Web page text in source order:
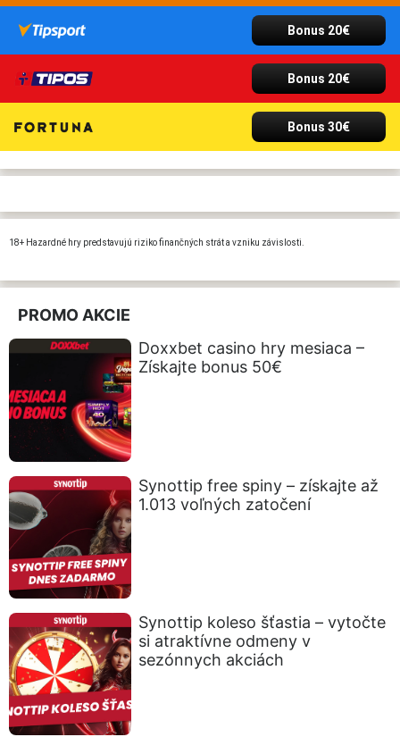
Bonus 20€
Bonus 20€
Bonus 30€
18+ Hazardné hry predstavujú riziko finančných strát a vzniku závislosti.
PROMO AKCIE
Doxxbet casino hry mesiaca –
Získajte bonus 50€
Synottip free spiny – získajte až
1.013 voľných zatočení
Synottip koleso šťastia – vytočte
si atraktívne odmeny v
sezónnych akciách